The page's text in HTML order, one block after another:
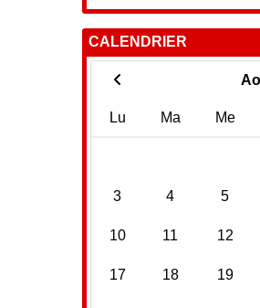
CALENDRIER
Lu Ma Me
3 4 5
10 11 12
17 18 19